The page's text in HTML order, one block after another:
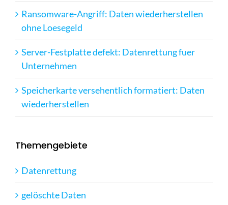
Ransomware-Angriff: Daten wiederherstellen
ohne Loesegeld
Server-Festplatte defekt: Datenrettung fuer
Unternehmen
Speicherkarte versehentlich formatiert: Daten
wiederherstellen
Themengebiete
Datenrettung
gelöschte Daten